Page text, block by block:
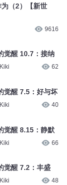
（2）【新世
9616
觉醒 10.7：接纳
62
觉醒 7.5：好与坏
40
觉醒 8.15：静默
66
觉醒 7.2：丰盛
48